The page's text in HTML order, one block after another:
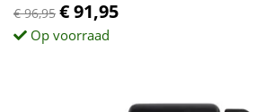
€ 96,95 € 91,95
Op voorraad